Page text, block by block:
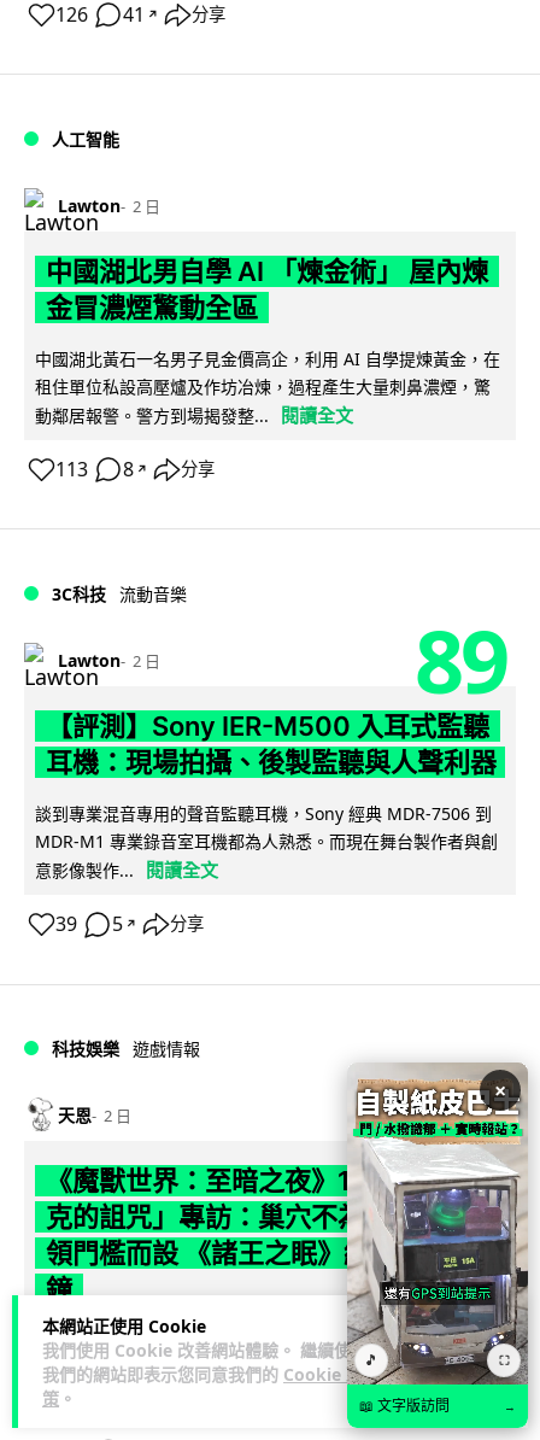
本網站正使用 Cookie
我們使用 Cookie 改善網站體驗。 繼續使用
我們的網站即表示您同意我們的 Cookie 政
策 。
126 41 ↗ 分享
人工智能
Lawton 2 日
中國湖北男自學 AI 「煉金術」 屋內煉
金冒濃煙驚動全區
中國湖北黃石一名男子見金價高企，利用 AI 自學提煉黃金，在
租住單位私設高壓爐及作坊冶煉，過程產生大量刺鼻濃煙，驚
動鄰居報警。警方到場揭發整...
閱讀全文
113 8 ↗ 分享
3C科技 流動音樂
Lawton 2 日 89
【評測】Sony IER-M500 入耳式監聽
耳機：現場拍攝、後製監聽與人聲利器
談到專業混音專用的聲音監聽耳機，Sony 經典 MDR-7506 到
MDR-M1 專業錄音室耳機都為人熟悉。而現在舞台製作者與創
意影像製作...
閱讀全文
39 5 ↗ 分享
科技娛樂 遊戲情報
天恩 2 日
《魔獸世界：至暗之夜》12.1 「烏拉特
克的詛咒」專訪：巢穴不為提高世界首
領門檻而設 《諸王之眠》縮短約 10 分
鐘
《魔獸世界：至暗之夜》版本更新 12.1「烏拉特克的詛咒」將
於 8 月 13 日正式上線，帶來全新區域「盤蛇島」、地城「毒牙
祭壇」、新型態世...
×
🎵 ⛶
📖 文字版訪問 →